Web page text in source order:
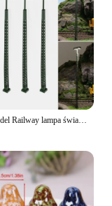
5 sztuk Model Railway lampa światło ogrodowe HO skala 1:87 układ budynku latarni pociąg kolejowy dekoracje lampa Led